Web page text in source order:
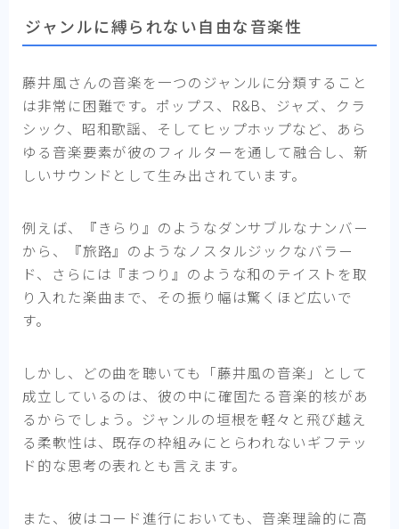
ジャンルに縛られない自由な音楽性
藤井風さんの音楽を一つのジャンルに分類すること
は非常に困難です。ポップス、R&B、ジャズ、クラ
シック、昭和歌謡、そしてヒップホップなど、あら
ゆる音楽要素が彼のフィルターを通して融合し、新
しいサウンドとして生み出されています。
例えば、『きらり』のようなダンサブルなナンバー
から、『旅路』のようなノスタルジックなバラー
ド、さらには『まつり』のような和のテイストを取
り入れた楽曲まで、その振り幅は驚くほど広いで
す。
しかし、どの曲を聴いても「藤井風の音楽」として
成立しているのは、彼の中に確固たる音楽的核があ
るからでしょう。ジャンルの垣根を軽々と飛び越え
る柔軟性は、既存の枠組みにとらわれないギフテッ
ド的な思考の表れとも言えます。
また、彼はコード進行においても、音楽理論的に高